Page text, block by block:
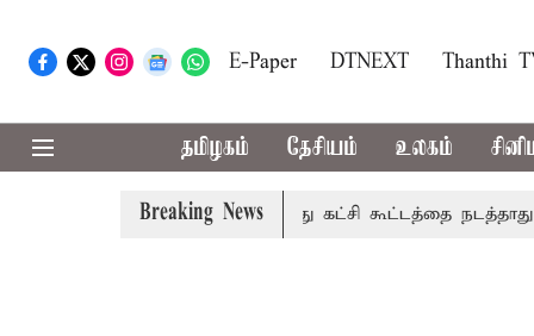
E-Paper DTNEXT Thanthi
தமிழகம் தேசியம் உலகம்
Breaking News
தமிழகத்தில் அனைத்து கட்சி கூட்டத்தை நடத்தாது ஏன்?